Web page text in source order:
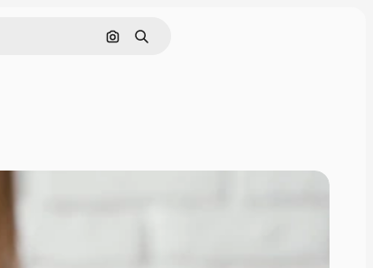
Nach Bild suchen
Suchen